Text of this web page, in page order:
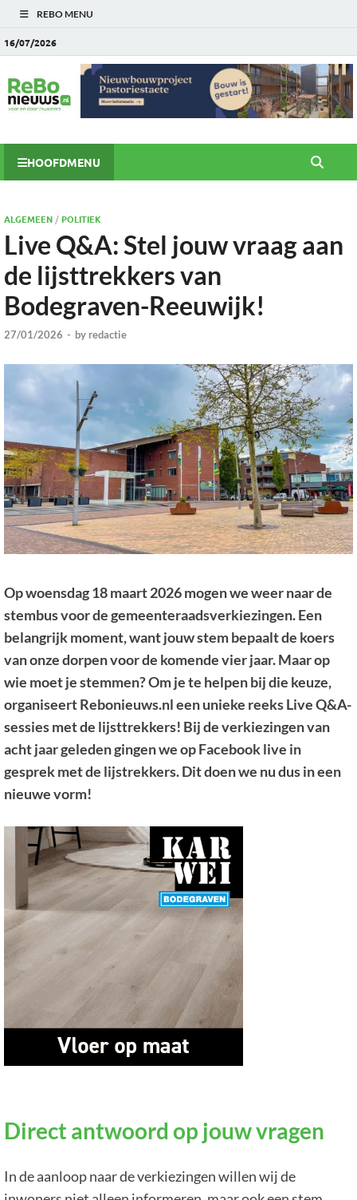
REBO MENU
16/07/2026
HOOFDMENU
ALGEMEEN/ POLITIEK
Live Q&A: Stel jouw vraag aan
de lijsttrekkers van
Bodegraven-Reeuwijk!
27/01/2026 - by redactie
Op woensdag 18 maart 2026 mogen we weer naar de
stembus voor de gemeenteraadsverkiezingen. Een
belangrijk moment, want jouw stem bepaalt de koers
van onze dorpen voor de komende vier jaar. Maar op
wie moet je stemmen? Om je te helpen bij die keuze,
organiseert Rebonieuws.nl een unieke reeks Live Q&A-
sessies met de lijsttrekkers! Bij de verkiezingen van
acht jaar geleden gingen we op Facebook live in
gesprek met de lijstrekkers. Dit doen we nu dus in een
nieuwe vorm!
Direct antwoord op jouw vragen
In de aanloop naar de verkiezingen willen wij de